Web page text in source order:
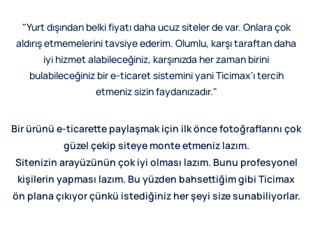
"Yurt dışından belki fiyatı daha ucuz siteler de var. Onlara çok
aldırış etmemelerini tavsiye ederim. Olumlu, karşı taraftan daha
iyi hizmet alabileceğiniz, karşınızda her zaman birini
bulabileceğiniz bir e-ticaret sistemini yani Ticimax'ı tercih
etmeniz sizin faydanızadır."
Bir ürünü e-ticarette paylaşmak için ilk önce fotoğraflarını çok
güzel çekip siteye monte etmeniz lazım.
Sitenizin arayüzünün çok iyi olması lazım. Bunu profesyonel
kişilerin yapması lazım. Bu yüzden bahsettiğim gibi Ticimax
ön plana çıkıyor çünkü istediğiniz her şeyi size sunabiliyorlar.